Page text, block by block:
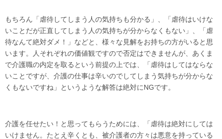
もちろん「虐待してしまう人の気持ちも分かる」、「虐待はいけな
いことだが正直してしまう人の気持ちが分からなくもない」、「虐
待なんて絶対ダメ！」などと、様々な見解をお持ちの方がいると思
います。人それぞれの価値観ですので否定はできませんが、あくま
で介護職の内定を取るという前提の上では、「虐待はしてはならな
いことですが、介護の仕事は辛いのでしてしまう気持ちが分からな
くもないですね」というような解答は絶対にNGです。
介護を任せたい！と思ってもらうためには、「虐待は絶対にしては
いけません。たとえ辛くとも、被介護者の方々は悪意を持っている